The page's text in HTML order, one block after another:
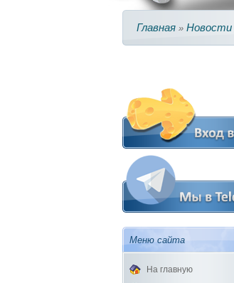
Главная » Новости
Меню сайта
На главную